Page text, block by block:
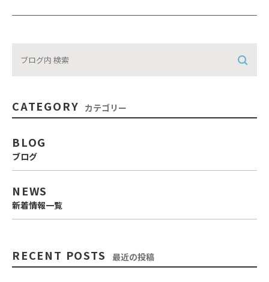
CATEGORY カテゴリー
BLOG
ブログ
NEWS
新着情報一覧
RECENT POSTS 最近の投稿